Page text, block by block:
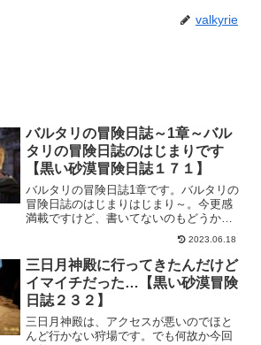
valkyrie
バルタリの冒険日誌～1章～バル
タリの冒険日誌のはじまりです
【黒い砂漠冒険日誌１７１】
バルタリの冒険日誌1章です。バルタリの
冒険日誌のはじまりはじまり～。今更感
満載ですけど、書いてないのもどうかと
2023.06.18
三日月神殿に行ってきたんだけど
イマイチだった…【黒い砂漠冒険
日誌２３２】
三日月神殿は、アクセスが悪いのでほと
んど行かない狩場です。でも何故か今回